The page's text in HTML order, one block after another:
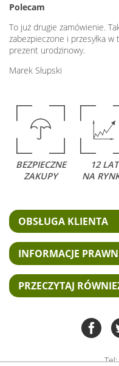
Polecam
To już drugie zamówienie.
zabezpieczone i przesyłka
prezent urodzinowy.
Marek Słupski
BEZPIECZNE
ZAKUPY
12 LAT
NA
OBSŁUGA KLIENTA
INFORMACJE
PRZECZYTAJ
Tel: